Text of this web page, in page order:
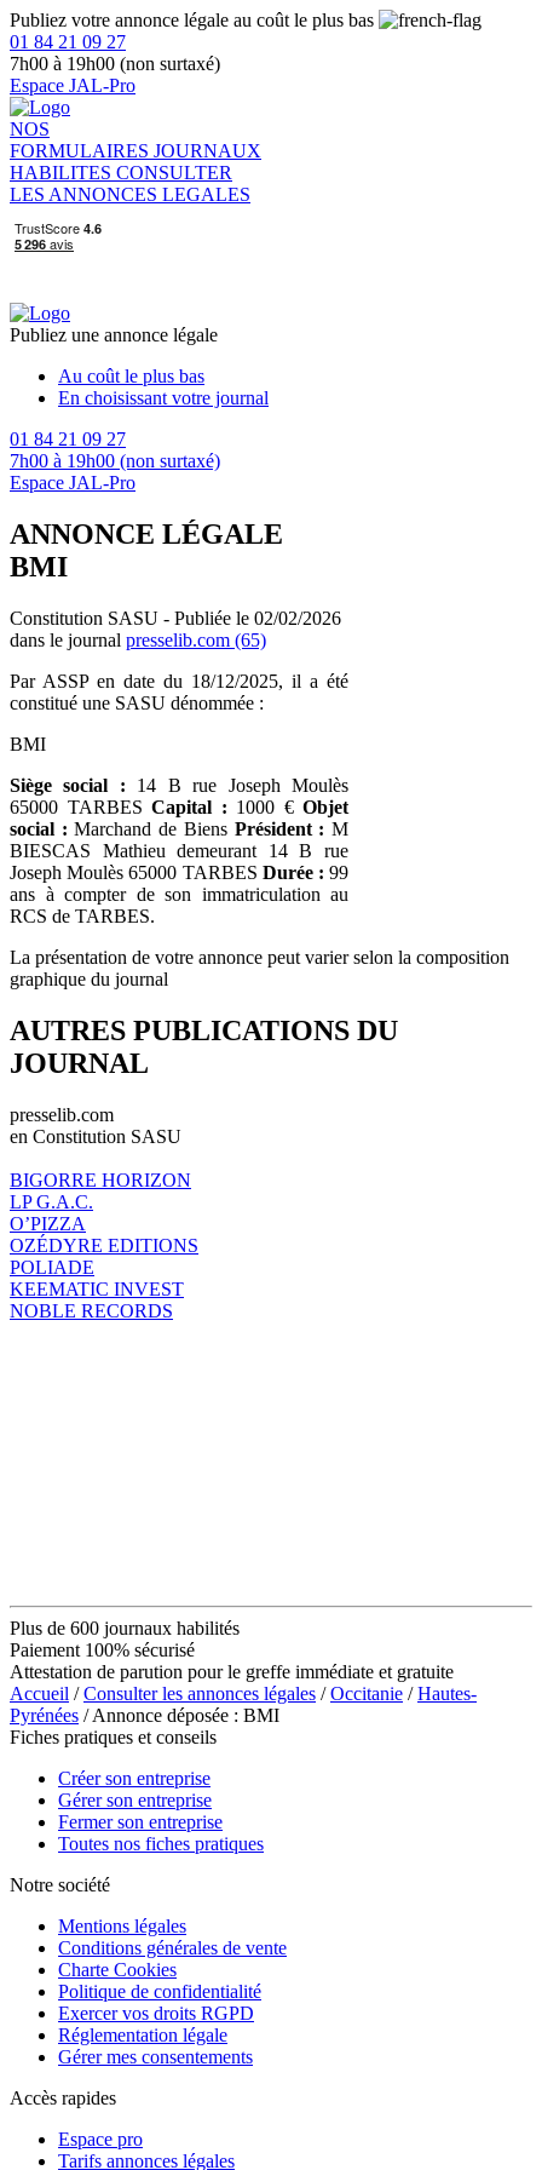
Publiez votre annonce légale au coût le plus bas
01 84 21 09 27
7h00 à 19h00 (non surtaxé)
Espace JAL-Pro
NOS
FORMULAIRES JOURNAUX
HABILITES CONSULTER
LES ANNONCES LEGALES
Publiez une annonce légale
Au coût le plus bas
En choisissant votre journal
01 84 21 09 27
7h00 à 19h00 (non surtaxé)
Espace JAL-Pro
ANNONCE LÉGALE
BMI
Constitution SASU - Publiée le 02/02/2026
dans le journal presselib.com (65)
Par ASSP en date du 18/12/2025, il a été
constitué une SASU dénommée :
BMI
Siège social : 14 B rue Joseph Moulès
65000 TARBES Capital : 1000 € Objet
social : Marchand de Biens Président : M
BIESCAS Mathieu demeurant 14 B rue
Joseph Moulès 65000 TARBES Durée : 99
ans à compter de son immatriculation au
RCS de TARBES.
La présentation de votre annonce peut varier selon la composition
graphique du journal
AUTRES PUBLICATIONS DU
JOURNAL
presselib.com
en Constitution SASU
BIGORRE HORIZON
LP G.A.C.
O’PIZZA
OZÉDYRE EDITIONS
POLIADE
KEEMATIC INVEST
NOBLE RECORDS
Plus de 600 journaux habilités
Paiement 100% sécurisé
Attestation de parution pour le greffe immédiate et gratuite
Accueil /Consulter les annonces légales /Occitanie /Hautes-
Pyrénées / Annonce déposée : BMI
Fiches pratiques et conseils
Créer son entreprise
Gérer son entreprise
Fermer son entreprise
Toutes nos fiches pratiques
Notre société
Mentions légales
Conditions générales de vente
Charte Cookies
Politique de confidentialité
Exercer vos droits RGPD
Réglementation légale
Gérer mes consentements
Accès rapides
Espace pro
Tarifs annonces légales